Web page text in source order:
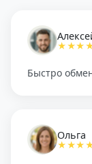
Быстро
Ольга